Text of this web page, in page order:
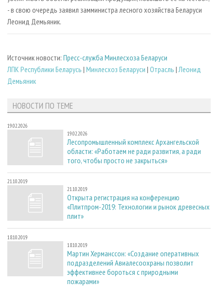
- в свою очередь заявил замминистра лесного хозяйства Беларуси
Леонид Демьяник.
Источник новости: Пресс-служба Минлесхоза Беларуси
ЛПК Республики Беларусь | Минлесхоз Беларуси | Отрасль |Леонид
Демьяник
НОВОСТИ ПО ТЕМЕ
19.02.2026
19.02.2026
Лесопромышленный комплекс Архангельской
области: «Работаем не ради развития, а ради
того, чтобы просто не закрыться»
21.10.2019
21.10.2019
Открыта регистрация на конференцию
«Плитпром-2019: Технологии и рынок древесных
плит»
18.10.2019
18.10.2019
Мартин Херманссон: «Создание оперативных
подразделений Авиалесоохраны позволит
эффективнее бороться с природными
пожарами»